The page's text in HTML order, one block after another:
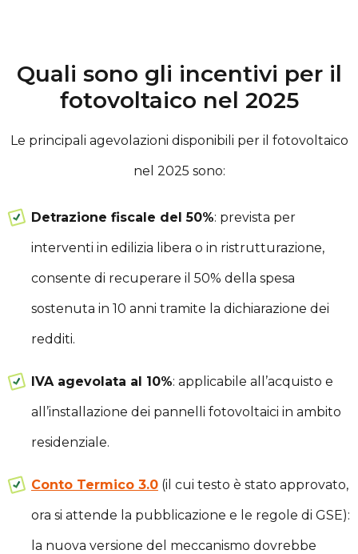
Quali sono gli incentivi per il
fotovoltaico nel 2025
Le principali agevolazioni disponibili per il fotovoltaico
nel 2025 sono:
Detrazione fiscale del 50%: prevista per
interventi in edilizia libera o in ristrutturazione,
consente di recuperare il 50% della spesa
sostenuta in 10 anni tramite la dichiarazione dei
redditi.
IVA agevolata al 10%: applicabile all’acquisto e
all’installazione dei pannelli fotovoltaici in ambito
residenziale.
Conto Termico 3.0(il cui testo è stato approvato,
ora si attende la pubblicazione e le regole di GSE):
la nuova versione del meccanismo dovrebbe